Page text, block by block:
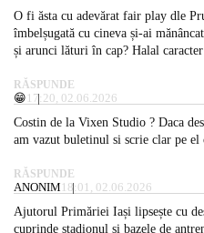
O fi ăsta cu adevărat fair play dle
îmbelșugată cu cineva și-ai
și arunci lături în cap? Halal caracter
RĂSPUNDE
😁 17:20, 02.06.2026
Costin de la Vixen Studio ? Daca
am vazut buletinul si scrie clar pe el
RĂSPUNDE
ANONIM 18:01, 02.06.2026
Ajutorul Primăriei Iași lipsește cu
cuprinde stadionul si bazele de